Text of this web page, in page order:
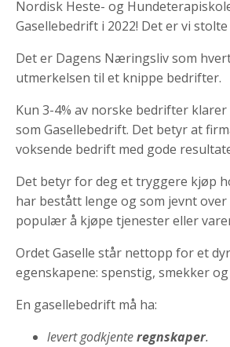
Nordisk Heste- og
Gasellebedrift i 2022! Det er vi stolte
Det er Dagens Næringsliv som
utmerkelsen til et knippe bedrifter.
Kun 3-4% av norske bedrifter
som Gasellebedrift. Det betyr at
voksende bedrift med gode
Det betyr for deg et tryggere kjøp
har bestått lenge og som jevnt
populær å kjøpe tjenester eller
Ordet Gaselle står nettopp for et
egenskapene: spenstig, smekker
En gasellebedrift må ha:
levert godkjenteregnskaper.